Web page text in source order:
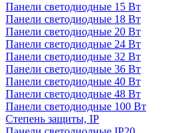
Панели светодиодные 15 Вт
Панели светодиодные 18 Вт
Панели светодиодные 20 Вт
Панели светодиодные 24 Вт
Панели светодиодные 32 Вт
Панели светодиодные 36 Вт
Панели светодиодные 40 Вт
Панели светодиодные 48 Вт
Панели светодиодные 100 Вт
Степень защиты, IP